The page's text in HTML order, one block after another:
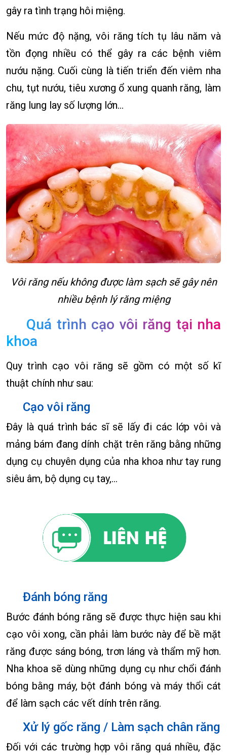
gây ra tình trạng hôi miệng.
Nếu mức độ nặng, vôi răng tích tụ lâu năm và
tồn đọng nhiều có thể gây ra các bệnh viêm
nướu nặng. Cuối cùng là tiến triển đến viêm nha
chu, tụt nướu, tiêu xương ổ xung quanh răng, làm
răng lung lay số lượng lớn…
Vôi răng nếu không được làm sạch sẽ gây nên
nhiều bệnh lý răng miệng
Quá trình cạo vôi răng tại nha
khoa
Quy trình cạo vôi răng sẽ gồm có một số kĩ
thuật chính như sau:
Cạo vôi răng
Đây là quá trình bác sĩ sẽ lấy đi các lớp vôi và
mảng bám đang dính chặt trên răng bằng những
dụng cụ chuyên dụng của nha khoa như tay rung
siêu âm, bộ dụng cụ tay,…
Đánh bóng răng
Bước đánh bóng răng sẽ được thực hiện sau khi
cạo vôi xong, cần phải làm bước này để bề mặt
răng được sáng bóng, trơn láng và thẩm mỹ hơn.
Nha khoa sẽ dùng những dụng cụ như chổi đánh
bóng bằng máy, bột đánh bóng và máy thổi cát
để làm sạch các vết dính trên răng.
Xử lý gốc răng / Làm sạch chân răng
Đối với các trường hợp vôi răng quá nhiều, đặc